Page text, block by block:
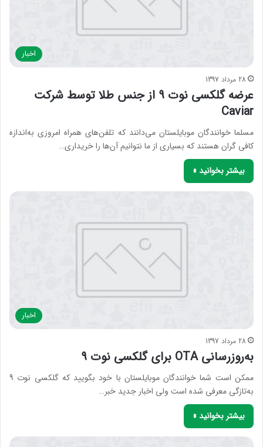
اخبار
28 مرداد 1397
عرضه گلکسی نوت 9 از جنس طلا توسط شرکت
Caviar
مسلما خوانندگان موبایلستان می‌دانند که تلفن‌های همراه امروزی به‌‌اندازه
کافی گران هستند که بسیاری از ما نتوانیم آن‌ها را خریداری…
بیشتر بخوانید »
اخبار
28 مرداد 1397
به‌روزرسانی OTA برای گلکسی نوت 9
ممکن است شما خوانندگان موبایلستان با خود بگویید که گلکسی نوت 9
به‌تازگی معرفی شده است ولی اخبار جدید خبر…
بیشتر بخوانید »